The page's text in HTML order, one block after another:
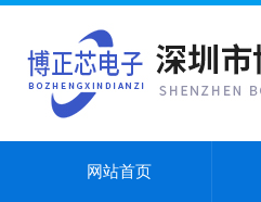
网站首页